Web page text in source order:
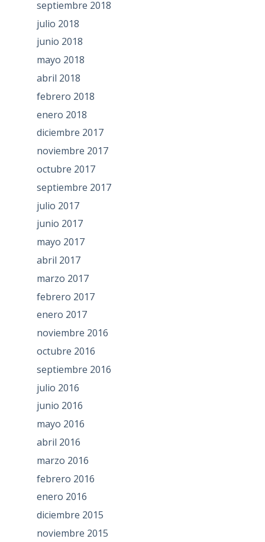
septiembre 2018
julio 2018
junio 2018
mayo 2018
abril 2018
febrero 2018
enero 2018
diciembre 2017
noviembre 2017
octubre 2017
septiembre 2017
julio 2017
junio 2017
mayo 2017
abril 2017
marzo 2017
febrero 2017
enero 2017
noviembre 2016
octubre 2016
septiembre 2016
julio 2016
junio 2016
mayo 2016
abril 2016
marzo 2016
febrero 2016
enero 2016
diciembre 2015
noviembre 2015